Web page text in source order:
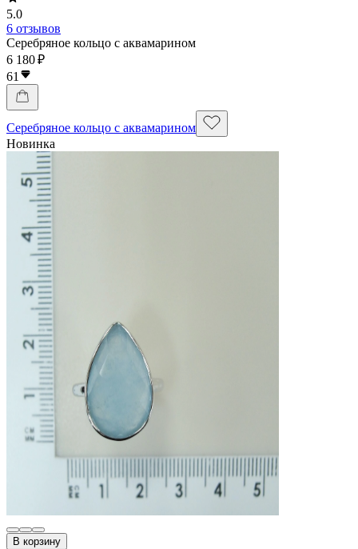
5.0
6 отзывов
Серебряное кольцо с аквамарином
6 180 ₽
61
Серебряное кольцо с аквамарином
Новинка
В корзину